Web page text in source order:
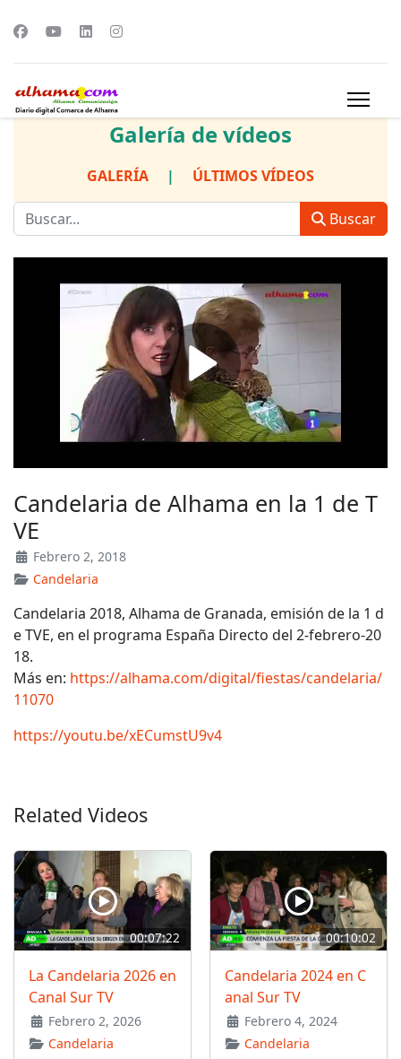
Galería de vídeos
GALERÍA | ÚLTIMOS VÍDEOS
Buscar
Candelaria de Alhama en la 1 de T
VE
Febrero 2, 2018
Candelaria
Candelaria 2018, Alhama de Granada, emisión de la 1 d
e TVE, en el programa España Directo del 2-febrero-20
18.
Más en: https://alhama.com/digital/fiestas/candelaria/
11070
https://youtu.be/xECumstU9v4
Related Videos
00:07:22
La Candelaria 2026 en
Canal Sur TV
Febrero 2, 2026
Candelaria
00:10:02
Candelaria 2024 en C
anal Sur TV
Febrero 4, 2024
Candelaria